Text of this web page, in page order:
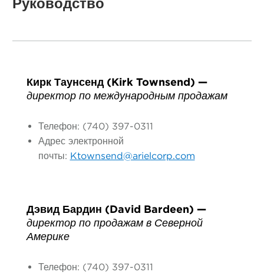
Кирк Таунсенд (Kirk Townsend) —
директор по международным продажам
Телефон: (740) 397-0311
Адрес электронной
почты: Ktownsend@arielcorp.com
Дэвид Бардин (David Bardeen) —
директор по продажам в Северной
Америке
Телефон: (740) 397-0311